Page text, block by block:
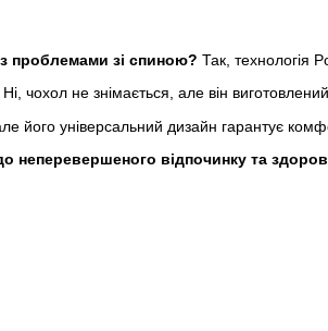
проблемами зі спиною? Так, технологія
Ні, чохол не знімається, але він
його універсальний дизайн гарантує
відпочинку та